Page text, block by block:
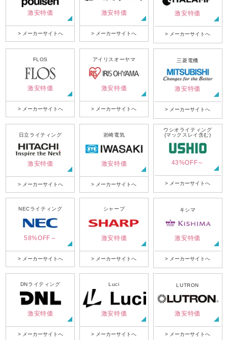
激安特価
> メーカーサイトへ
激安特価
> メーカーサイトへ
激安特価
> メーカーサイトへ
FLOS
激安特価
> メーカーサイトへ
アイリスオーヤマ
激安特価
> メーカーサイトへ
三菱電機
激安特価
> メーカーサイトへ
日立ライティング
激安特価
> メーカーサイトへ
岩崎電気
激安特価
> メーカーサイトへ
ウシオライティング
(マックスレイ含む)
43%OFF～
> メーカーサイトへ
NECライティング
58%OFF～
> メーカーサイトへ
シャープ
激安特価
> メーカーサイトへ
キシマ
激安特価
> メーカーサイトへ
DNライティング
激安特価
> メーカーサイトへ
Luci
激安特価
> メーカーサイトへ
LUTRON
激安特価
> メーカーサイトへ